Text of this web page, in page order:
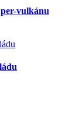
vulkánu